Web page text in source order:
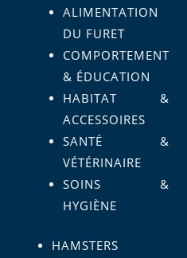
ALIMENTATION
DU FURET
COMPORTEMENT
& ÉDUCATION
HABITAT &
ACCESSOIRES
SANTÉ &
VÉTÉRINAIRE
SOINS &
HYGIÈNE
HAMSTERS